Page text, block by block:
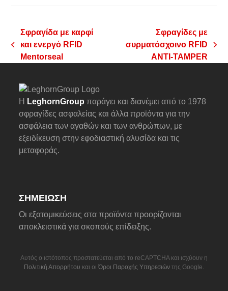
previous
post:
Σφραγίδα με καρφί
και ενεργό RFID
Mentorseal
next
post:
Σφραγίδες με
συρματόσχοινο RFID
ANTI-TAMPER
Η LeghornGroup παράγει και διανέμει από το 1978
σφραγίδες ασφαλείας και άλλα προϊόντα για την
ασφάλεια των αγαθών και των ανθρώπων, με
εξειδίκευση στην εφοδιαστική αλυσίδα και τις
μεταφοράς.
ΣΗΜΕΊΩΣΗ
Οι εξατομικεύσεις στα προϊόντα προορίζονται
αποκλειστικά για σκοπούς επίδειξης.
Αυτός ο ιστότοπος προστατεύεται από το reCAPTCHA και ισχύουν η
Πολιτική Απορρήτου και οιΌροι Παροχής Υπηρεσιών της Google.